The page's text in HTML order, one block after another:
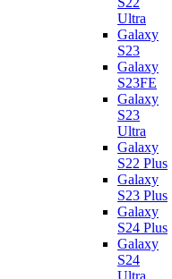
Ultra
Galaxy
S23
Galaxy
S23FE
Galaxy
S23
Ultra
Galaxy
S22 Plus
Galaxy
S23 Plus
Galaxy
S24 Plus
Galaxy
S24
Ultra